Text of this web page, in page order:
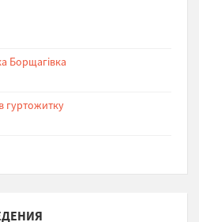
Борщагівка
гуртожитку